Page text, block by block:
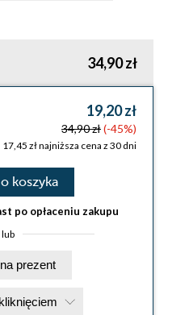
34,90 zł
19,20 zł
34,90 zł(-45%)
17,45 zł najniższa cena z 30 dni
koszyka
po opłaceniu zakupu
lub
Kup na prezent